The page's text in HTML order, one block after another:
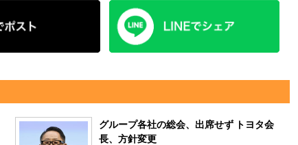
グループ各社の総会、出席せず トヨタ会
長、方針変更